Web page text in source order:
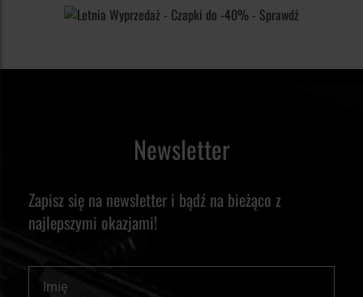
Newsletter
Zapisz się na newsletter i bądź na bieżąco z
najlepszymi okazjami!